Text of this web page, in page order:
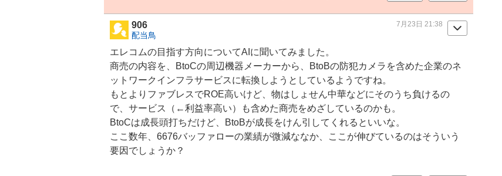
906
配当鳥
7月23日 21:38
エレコムの目指す方向についてAIに聞いてみました。
商売の内容を、BtoCの周辺機器メーカーから、
BtoBの防犯カメラを含めた企業のネ
ットワーク インフラサービスに転換しようとしているようですね。
もとより ファブレスでROE高いけど、物はしょせん中華などにそのうち負けるの
で、サービス（←利益率高い）も含めた商売をめざしているのかも。
BtoCは成長頭打ちだけど、BtoBが成長をけん引してくれるといいな。
ここ数年、6676バッファローの業績が微減ななか、ここが伸びているのはそういう
要因でしょうか？